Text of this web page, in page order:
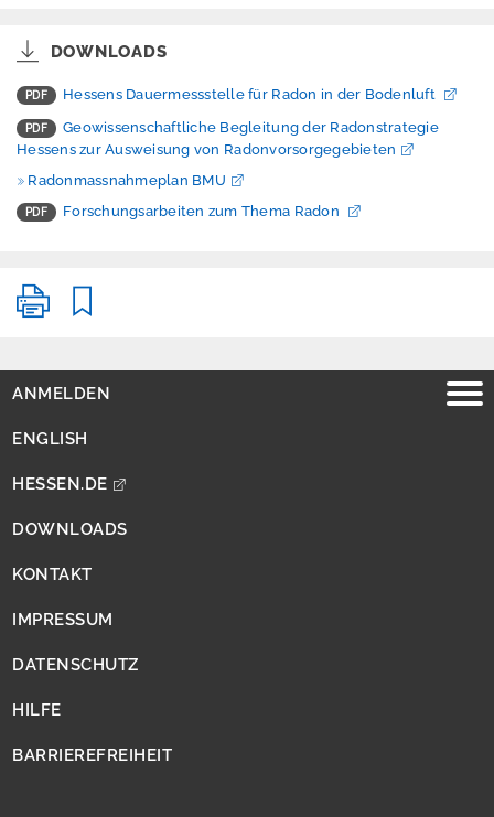
e
n
m
e
n
n
g
s
e
s
.
e
o
DOWNLOADS
Hessens Dauermessstelle für Radon in der Bodenluft
Geowissenschaftliche Begleitung der Radonstrategie
Hessens zur Ausweisung von Radonvorsorgegebieten
Radonmassnahmeplan BMU
Forschungsarbeiten zum Thema Radon
ANMELDEN
ENGLISH
HESSEN.DE
DOWNLOADS
KONTAKT
IMPRESSUM
DATENSCHUTZ
HILFE
BARRIEREFREIHEIT